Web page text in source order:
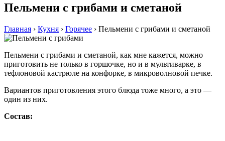
Пельмени с грибами и сметаной
Главная › Кухня › Горячее › Пельмени с грибами и сметаной
Пельмени с грибами и сметаной, как мне кажется, можно
приготовить не только в горшочке, но и в мультиварке, в
тефлоновой кастрюле на конфорке, в микроволновой печке.
Вариантов приготовления этого блюда тоже много, а это —
один из них.
Состав: